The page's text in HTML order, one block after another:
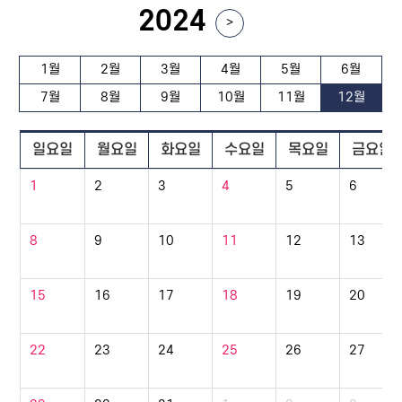
2024 >
1월 2월 3월 4월 5월
6월
7월
8월 9월 10월 11월 12월
일요일 월요일 화요일 수요일 목요일 금요일
1 2 3 4 5 6
8 9 10 11 12 13
15 16 17 18 19 20
22 23 24 25 26 27